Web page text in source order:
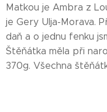
Matkou je Ambra z
je Gery Ulja-Morava.
daň a o jednu fenku
Štěňátka měla při
370g. Všechna